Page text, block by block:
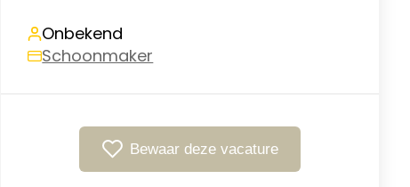
Onbekend
Schoonmaker
Bewaar deze vacature